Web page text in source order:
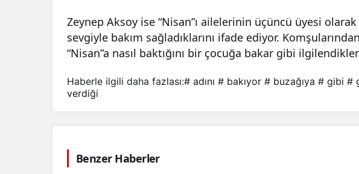
Zeynep Aksoy ise “Nisan”ı ailelerinin üçüncü üyesi
sevgiyle bakım sağladıklarını ifade ediyor.
“Nisan”a nasıl baktığını bir çocuğa bakar gibi
Haberle ilgili daha fazlası:# adını # bakıyor # buzağıya # gibi #
verdiği
Benzer Haberler